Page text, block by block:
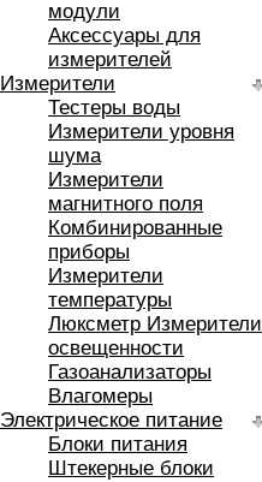
модули
Аксессуары для
измерителей
Измерители
Тестеры воды
Измерители уровня
шума
Измерители
магнитного поля
Комбинированные
приборы
Измерители
температуры
Люксметр Измерители
освещенности
Газоанализаторы
Влагомеры
Электрическое питание
Блоки питания
Штекерные блоки